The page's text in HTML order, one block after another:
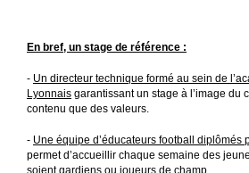
En bref, un stage de référence :
- Un directeur technique formé au sein de
Lyonnais garantissant un stage à l’image du
contenu que des valeurs.
- Une équipe d’éducateurs football diplômés
permet d’accueillir chaque semaine des
soient gardiens ou joueurs de champ.